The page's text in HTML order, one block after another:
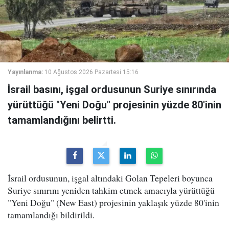
Yayınlanma: 10 Ağustos 2026 Pazartesi 15:16
İsrail basını, işgal ordusunun Suriye sınırında
yürüttüğü "Yeni Doğu" projesinin yüzde 80'inin
tamamlandığını belirtti.
İsrail ordusunun, işgal altındaki Golan Tepeleri boyunca
Suriye sınırını yeniden tahkim etmek amacıyla yürüttüğü
"Yeni Doğu" (New East) projesinin yaklaşık yüzde 80'inin
tamamlandığı bildirildi.